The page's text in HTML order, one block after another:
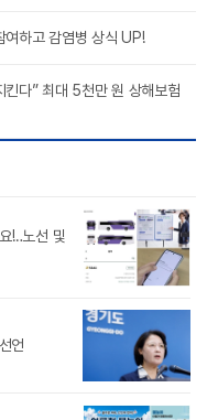
여하고 감염병 상식 UP!
다” 최대 5천만 원 상해보험
!‥노선 및
언